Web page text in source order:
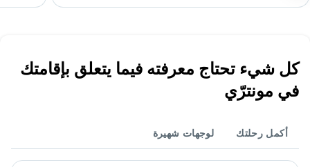
كل شيء تحتاج معرفته فيما يتعلق بإقامتك
في مونترّي
أكمل رحلتك لوجهات شهيرة